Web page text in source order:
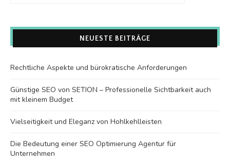
NEUESTE BEITRÄGE
Rechtliche Aspekte und bürokratische Anforderungen
Günstige SEO von SETION – Professionelle Sichtbarkeit auch
mit kleinem Budget
Vielseitigkeit und Eleganz von Hohlkehlleisten
Die Bedeutung einer SEO Optimierung Agentur für
Unternehmen